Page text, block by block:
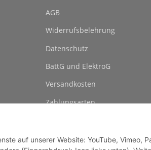
AGB
Widerrufsbelehrung
Datenschutz
BattG und ElektroG
Versandkosten
Zahlungsarten
auf unserer Website: YouTube, Vimeo,